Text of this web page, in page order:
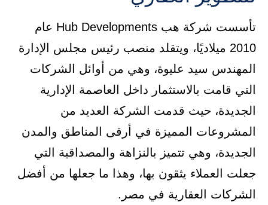
تأسست شركة هب Hub Developments عام
2010 ميلاديًا، ويتقلد منصب رئيس مجلس الإدارة
المهندس سيد عليوة، وهي من أوائل الشركات
التي قامت بالاستثمار داخل العاصمة الإدارية
الجديدة، حيث قدمت الشركة العديد من
المشروعات المميزة في أرقى المناطق والمدن
الجديدة، وهي تتميز بالنزاهة والمصداقية التي
جعلت العملاء يثقون بها، وهذا ما جعلها من أفضل
الشركات العقارية في مصر.